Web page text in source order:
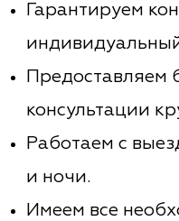
Гарантируем
Предоставляем
консультации
Работаем с
и ночи.
Имеем все